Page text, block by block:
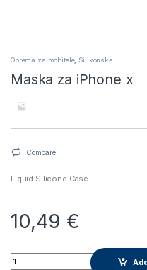
Oprema za mobitele, Silikonska
Maska za iPhone x
Compare
Liquid Silicone Case
10,49€
Maska za iPhone x quantity